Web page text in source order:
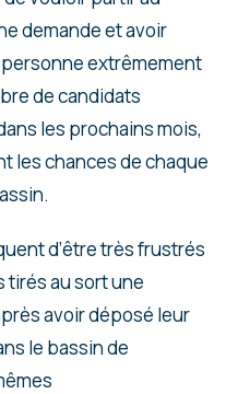
demande et avoir
extrêmement
de candidats
les prochains mois,
les chances de chaque
d’être très frustrés
tirés au sort une
avoir déposé leur
le bassin de